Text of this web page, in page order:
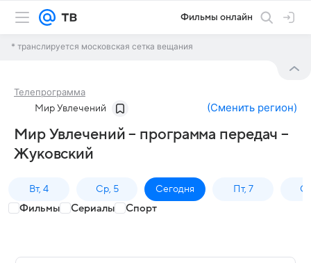
Фильмы онлайн
* транслируется московская сетка вещания
Телепрограмма
Мир Увлечений (Сменить регион)
Мир Увлечений – программа передач –
Жуковский
Вт, 4 Ср, 5 Сегодня Пт, 7
Фильмы Сериалы Спорт